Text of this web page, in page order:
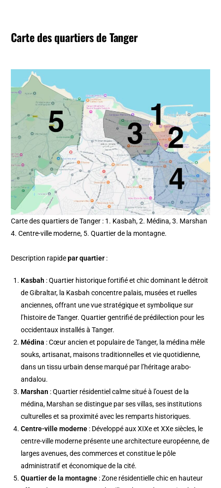
Carte des quartiers de Tanger
Carte des quartiers de Tanger : 1. Kasbah, 2. Médina, 3. Marshan
4. Centre-ville moderne, 5. Quartier de la montagne.
Description rapidepar quartier :
Kasbah : Quartier historique fortifié et chic dominant le détroit
de Gibraltar, la Kasbah concentre palais, musées et ruelles
anciennes, offrant une vue stratégique et symbolique sur
l’histoire de Tanger. Quartier gentrifié de prédilection pour les
occidentaux installés à Tanger.
Médina : Cœur ancien et populaire de Tanger, la médina mêle
souks, artisanat, maisons traditionnelles et vie quotidienne,
dans un tissu urbain dense marqué par l’héritage arabo-
andalou.
Marshan : Quartier résidentiel calme situé à l’ouest de la
médina, Marshan se distingue par ses villas, ses institutions
culturelles et sa proximité avec les remparts historiques.
Centre-ville moderne : Développé aux XIXe et XXe siècles, le
centre-ville moderne présente une architecture européenne, de
larges avenues, des commerces et constitue le pôle
administratif et économique de la cité.
Quartier de la montagne : Zone résidentielle chic en hauteur